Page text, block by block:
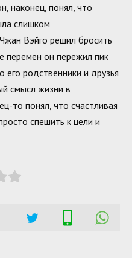
наконец, понял, что
слишком
Вэйго решил бросить
перемен он пережил пик
его родственники и друзья
смысл жизни в
то понял, что счастливая
спешить к цели и